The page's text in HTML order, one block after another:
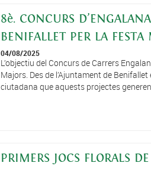
8è. CONCURS
BENIFALLET PER LA FESTA
04/08/2025
L’objectiu del Concurs de Carrers
Majors. Des de l’Ajuntament de
ciutadana que aquests projectes
PRIMERS JOCS FLORALS